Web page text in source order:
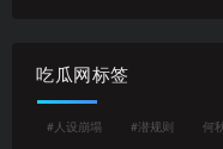
吃瓜网标签
#人设崩塌 #潜规则 何